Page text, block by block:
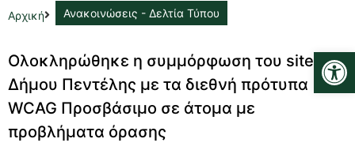
Αρχική Ανακοινώσεις - Δελτία Τύπου
Ολοκληρώθηκε η συμμόρφωση του site του
Δήμου Πεντέλης με τα διεθνή πρότυπα
WCAG Προσβάσιμο σε άτομα με
προβλήματα όρασης